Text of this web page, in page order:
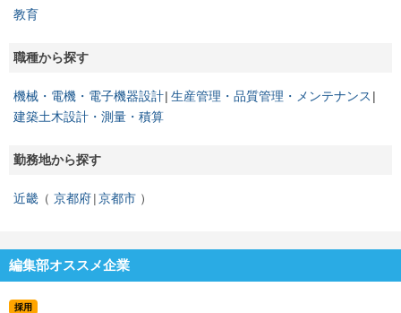
教育
職種から探す
機械・電機・電子機器設計 生産管理・品質管理・メンテナンス
建築土木設計・測量・積算
勤務地から探す
近畿 京都府 京都市
編集部オススメ企業
採用